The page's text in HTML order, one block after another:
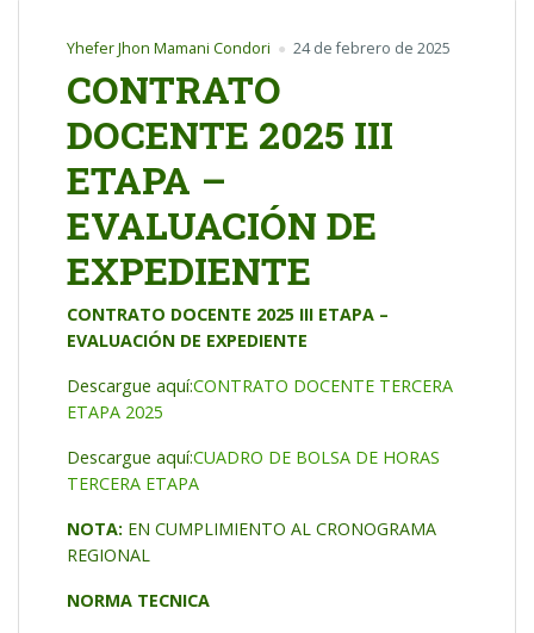
Yhefer Jhon Mamani Condori 24 de febrero de 2025
CONTRATO
DOCENTE 2025 III
ETAPA –
EVALUACIÓN DE
EXPEDIENTE
CONTRATO DOCENTE 2025 III ETAPA –
EVALUACIÓN DE EXPEDIENTE
Descargue aquí:CONTRATO DOCENTE TERCERA
ETAPA 2025
Descargue aquí:CUADRO DE BOLSA DE HORAS
TERCERA ETAPA
NOTA: EN CUMPLIMIENTO AL CRONOGRAMA
REGIONAL
NORMA TECNICA